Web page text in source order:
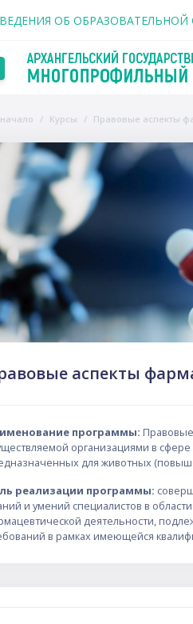
ОБ
Боковая панель
Курсы Правовые аспекты
Course Intro
аспекты
программы:
организациями в
для животных
реализации программы:
и умений специалистов в
деятельности,
в рамках имеющейся